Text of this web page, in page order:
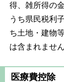
得、雑所得の
うち県民税利
ち土地・建物
は含まれません
医療費控除